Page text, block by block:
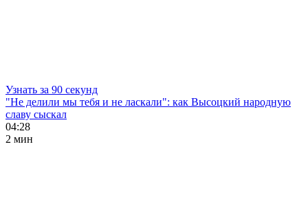
Узнать за 90 секунд
"Не делили мы тебя и не ласкали": как Высоцкий народную
славу сыскал
04:28
2 мин